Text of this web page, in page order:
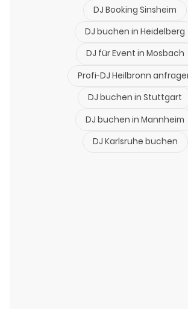
DJ Booking Sinsheim
DJ buchen in Heidelberg
DJ für Event in Mosbach
Profi-DJ Heilbronn
DJ buchen in Stuttgart
DJ buchen in Mannheim
DJ Karlsruhe buchen